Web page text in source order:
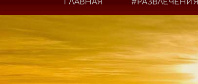
ГЛАВНАЯ #РАЗВЛЕЧЕНИЯ